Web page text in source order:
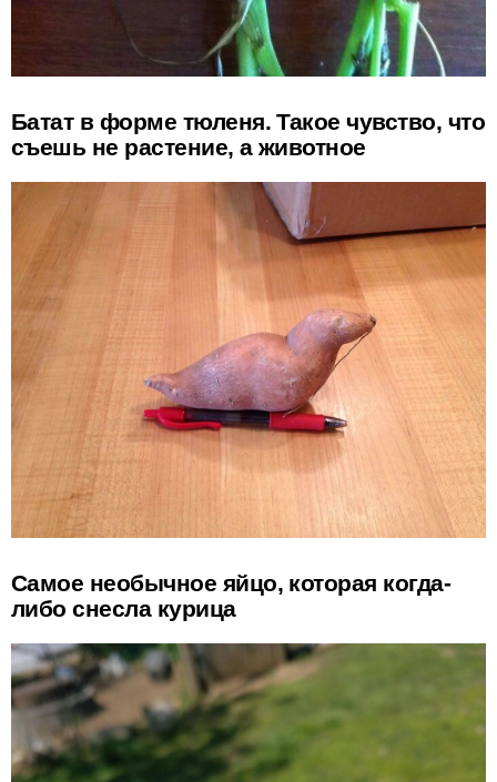
Батат в форме тюленя. Такое чувство, что
съешь не растение, а животное
Самое необычное яйцо, которая когда-
либо снесла курица